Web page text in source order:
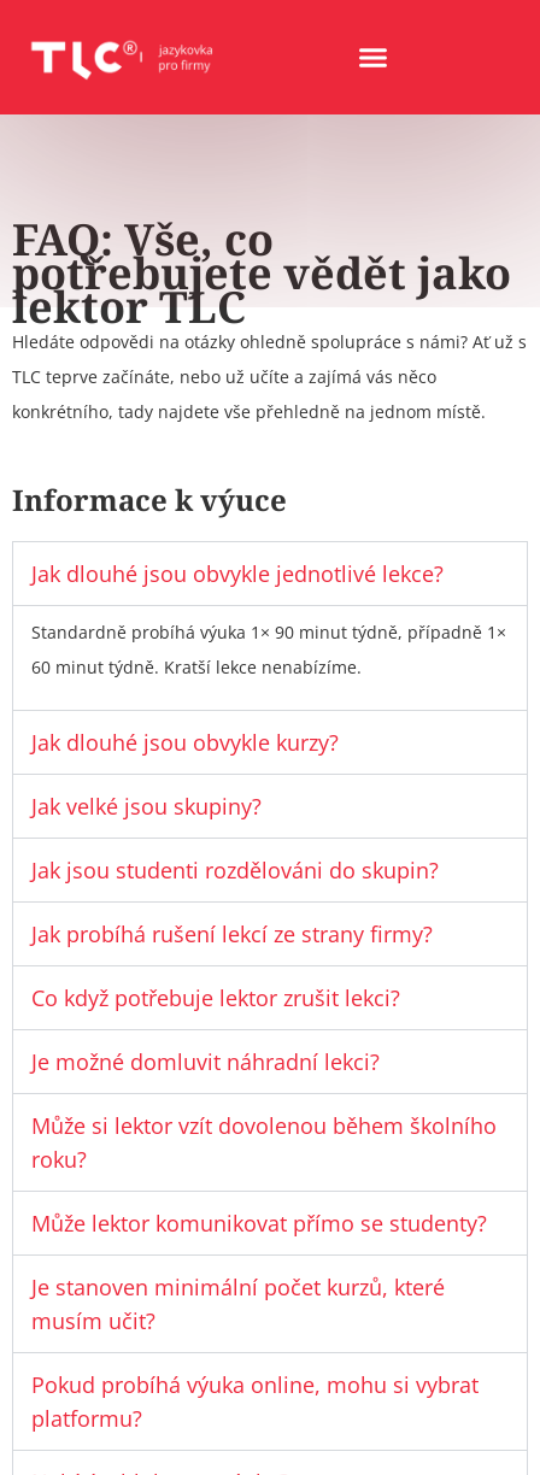
FAQ: Vše, co
potřebujete vědět jako
lektor TLC
Hledáte odpovědi na otázky ohledně spolupráce s námi? Ať už s
TLC teprve začínáte, nebo už učíte a zajímá vás něco
konkrétního, tady najdete vše přehledně na jednom místě.
Informace k výuce
Jak dlouhé jsou obvykle jednotlivé lekce?
Standardně probíhá výuka 1× 90 minut týdně, případně 1×
60 minut týdně. Kratší lekce nenabízíme.
Jak dlouhé jsou obvykle kurzy?
Jak velké jsou skupiny?
Jak jsou studenti rozdělováni do skupin?
Jak probíhá rušení lekcí ze strany firmy?
Co když potřebuje lektor zrušit lekci?
Je možné domluvit náhradní lekci?
Může si lektor vzít dovolenou během školního
roku?
Může lektor komunikovat přímo se studenty?
Je stanoven minimální počet kurzů, které
musím učit?
Pokud probíhá výuka online, mohu si vybrat
platformu?